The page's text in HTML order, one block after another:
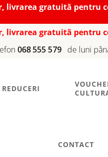
livrarea gratuită pentru
livrarea gratuită pentru
068 555 579 de luni
REDUCERI
CONTACT